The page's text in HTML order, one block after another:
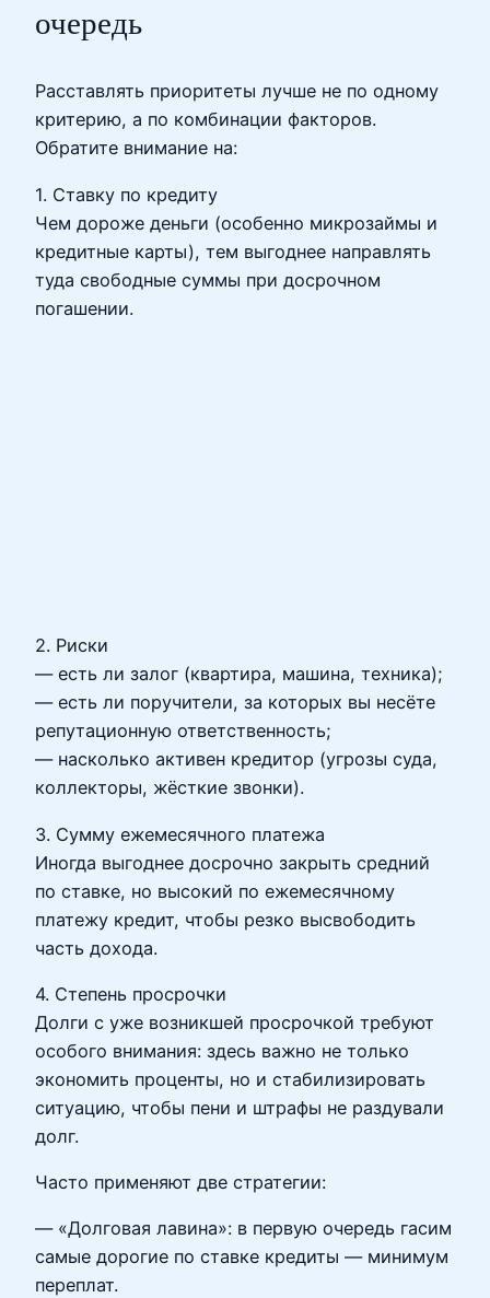
очередь
Расставлять приоритеты лучше не по одному
критерию, а по комбинации факторов.
Обратите внимание на:
1. Ставку по кредиту
Чем дороже деньги (особенно микрозаймы и
кредитные карты), тем выгоднее направлять
туда свободные суммы при досрочном
погашении.
2. Риски
— есть ли залог (квартира, машина, техника);
— есть ли поручители, за которых вы несёте
репутационную ответственность;
— насколько активен кредитор (угрозы суда,
коллекторы, жёсткие звонки).
3. Сумму ежемесячного платежа
Иногда выгоднее досрочно закрыть средний
по ставке, но высокий по ежемесячному
платежу кредит, чтобы резко высвободить
часть дохода.
4. Степень просрочки
Долги с уже возникшей просрочкой требуют
особого внимания: здесь важно не только
экономить проценты, но и стабилизировать
ситуацию, чтобы пени и штрафы не раздували
долг.
Часто применяют две стратегии:
— «Долговая лавина»: в первую очередь гасим
самые дорогие по ставке кредиты — минимум
переплат.